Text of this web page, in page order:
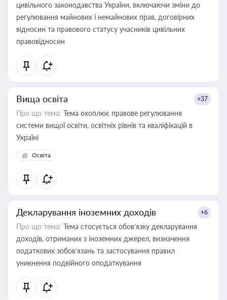
цивільного законодавства України, включаючи зміни до
регулювання майнових і немайнових прав, договірних
відносин та правового статусу учасників цивільних
правовідносин
Вища освіта +37
Про що тема: Тема охоплює правове регулювання
системи вищої освіти, освітніх рівнів та кваліфікацій в
Україні
Освіта
Декларування іноземних доходів +6
Про що тема: Тема стосується обов’язку декларування
доходів, отриманих з іноземних джерел, визначення
податкових зобов’язань та застосування правил
уникнення подвійного оподаткування